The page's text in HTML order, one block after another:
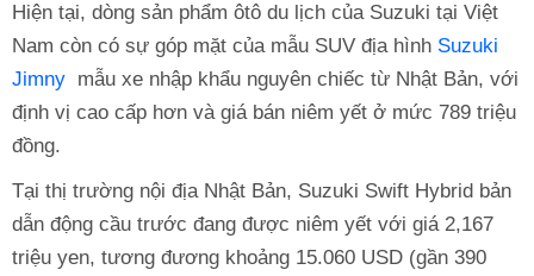
Hiện tại, dòng sản phẩm ôtô du lịch của Suzuki tại Việt
Nam còn có sự góp mặt của mẫu SUV địa hình Suzuki
Jimny mẫu xe nhập khẩu nguyên chiếc từ Nhật Bản, với
định vị cao cấp hơn và giá bán niêm yết ở mức 789 triệu
đồng.
Tại thị trường nội địa Nhật Bản, Suzuki Swift Hybrid bản
dẫn động cầu trước đang được niêm yết với giá 2,167
triệu yen, tương đương khoảng 15.060 USD (gần 390